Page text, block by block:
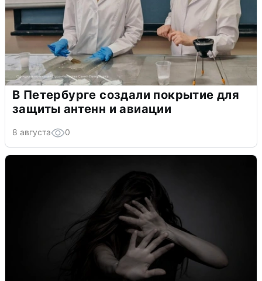
В Петербурге создали покрытие для
защиты антенн и авиации
8 августа 0